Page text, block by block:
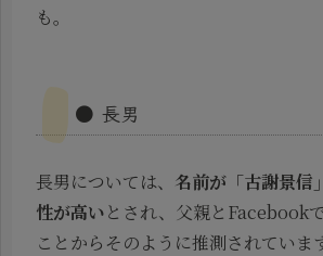
も。
● 長男
長男については、 名前が「古謝景信
性が高いとされ、父親とFacebook
ことからそのように推測されています